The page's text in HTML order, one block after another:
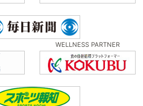
WELLNESS PARTNER